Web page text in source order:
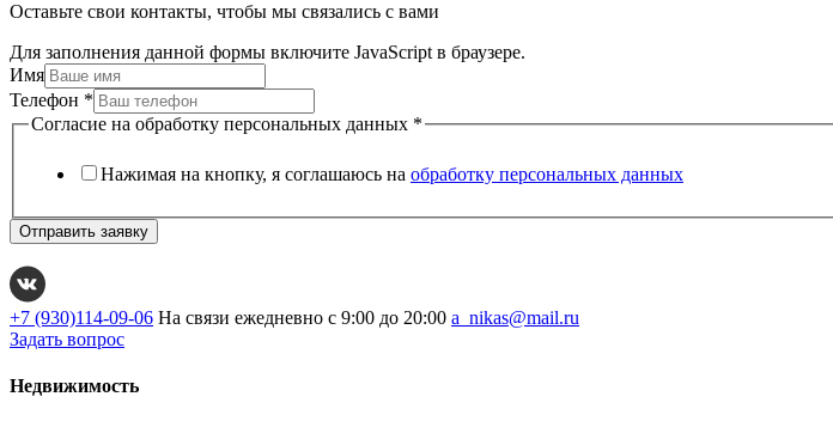
Оставьте свои контакты, чтобы мы связались с вами
Для заполнения данной формы включите JavaScript в браузере.
Имя
Телефон *
Согласие на обработку персональных данных *
Нажимая на кнопку, я соглашаюсь на обработку персональных данных
Отправить заявку
+7 (930)114-09-06 На связи ежедневно с 9:00 до 20:00 a_nikas@mail.ru
Задать вопрос
Недвижимость